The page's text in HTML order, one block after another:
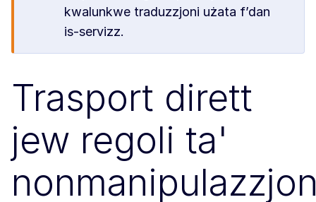
kwalunkwe traduzzjoni użata f’dan
is-servizz.
Trasport dirett
jew regoli ta'